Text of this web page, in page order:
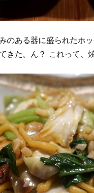
のある器に盛られたホ
きた。ん？ これって、